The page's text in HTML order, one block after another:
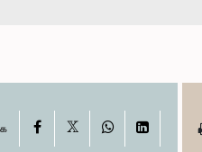
Facebook WhatsAppLinkedIn